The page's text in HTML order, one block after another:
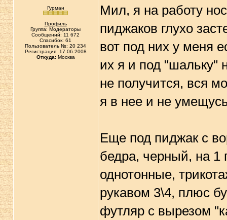
Гурман
Профиль
Группа: Модераторы
Сообщений: 11 672
Спасибок: 61
Пользователь №: 20 234
Регистрация: 17.06.2008
Откуда:Москва
Мил, я на работу
пиджаков глухо
вот под них у меня
их я и под "шальку"
не получится, вся
я в нее и не
Еще под пиджак с
бедра, черный, на 1
однотонные,
рукавом 3\4, плюс
футляр с вырезом